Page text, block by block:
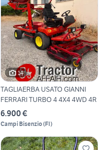
14
TAGLIAERBA USATO GIANNI
FERRARI TURBO 4 4X4 4WD 4R
6.900 €
Campi Bisenzio(FI)